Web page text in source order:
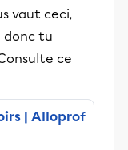
vaut ceci,
donc tu
ce
| Alloprof